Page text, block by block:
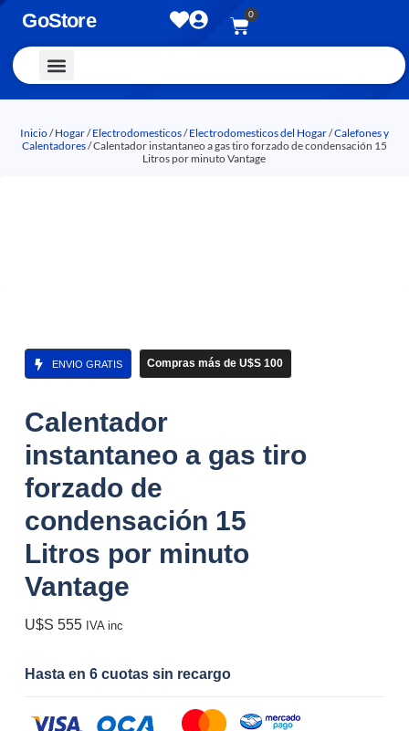
GoStore 0
Inicio/Hogar/Electrodomesticos/Electrodomesticos del Hogar/Calefones y
Calentadores/ Calentador instantaneo a gas tiro forzado de condensación 15
Litros por minuto Vantage
ENVIO GRATIS Compras más de U$S 100
Calentador
instantaneo a gas tiro
forzado de
condensación 15
Litros por minuto
Vantage
U$S 555 IVA inc
Hasta en 6 cuotas sin recargo